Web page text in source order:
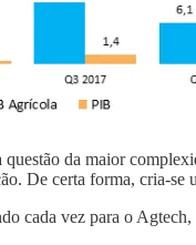
da maior
De certa forma, cria-se
cada vez para o